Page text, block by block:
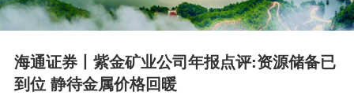
公司治理
发展历程
科技创造紫金
迈向低碳的未来
湘源硬岩锂多金属矿
乌拉根锌（铅）矿
三贵口锌（铅）矿
安徽沙坪沟钼矿
中亚及俄罗斯/蒙古项目
排放物
尾矿设施
职业健康与安全
人权
2024业绩
2023业绩
2021业绩
信息披露
海通证券丨紫金矿业公司年报点评:资源储备已
到位 静待金属价格回暖